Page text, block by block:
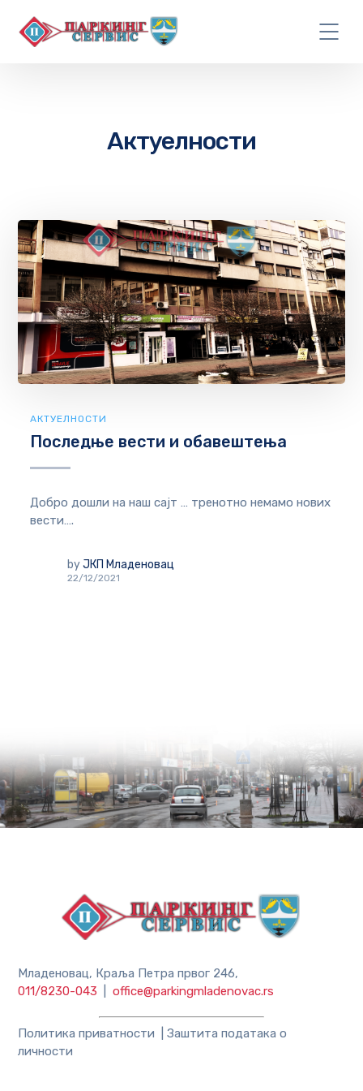
Актуелности
АКТУЕЛНОСТИ
Последње вести и обавештења
Добро дошли на наш сајт … тренотно немамо нових
вести….
by ЈКП Младеновац
22/12/2021
Младеновац, Краља Петра првог 246,
011/8230-043 |office@parkingmladenovac.rs
Политика приватности |Заштита података о
личности